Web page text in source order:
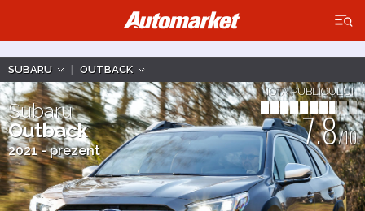
×
SUBARU | OUTBACK
Subaru
Outback
2021 - prezent
NOTA PUBLICULUI
7.8/10